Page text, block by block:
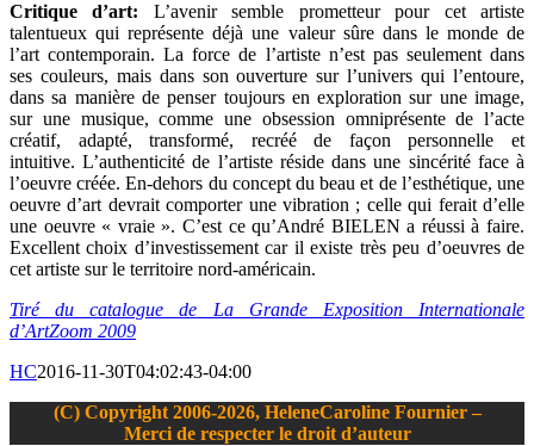
Critique d’art: L’avenir semble prometteur pour cet artiste
talentueux qui représente déjà une valeur sûre dans le monde de
l’art contemporain. La force de l’artiste n’est pas seulement dans
ses couleurs, mais dans son ouverture sur l’univers qui l’entoure,
dans sa manière de penser toujours en exploration sur une image,
sur une musique, comme une obsession omniprésente de l’acte
créatif, adapté, transformé, recréé de façon personnelle et
intuitive. L’authenticité de l’artiste réside dans une sincérité face à
l’oeuvre créée. En-dehors du concept du beau et de l’esthétique, une
oeuvre d’art devrait comporter une vibration ; celle qui ferait d’elle
une oeuvre « vraie ». C’est ce qu’André BIELEN a réussi à faire.
Excellent choix d’investissement car il existe très peu d’oeuvres de
cet artiste sur le territoire nord-américain.
Tiré du catalogue de La Grande Exposition Internationale
d’ArtZoom 2009
HC2016-11-30T04:02:43-04:00
(C) Copyright 2006-2026, HeleneCaroline Fournier –
Merci de respecter le droit d’auteur